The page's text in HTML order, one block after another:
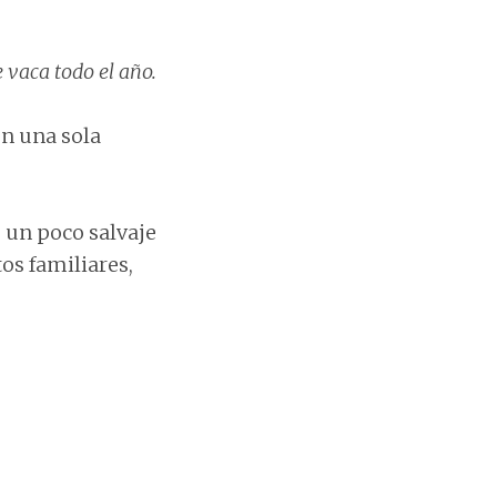
vaca todo el año.
una sola
un poco salvaje
familiares,